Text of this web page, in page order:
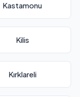
Kastamonu
Kilis
Kırklareli